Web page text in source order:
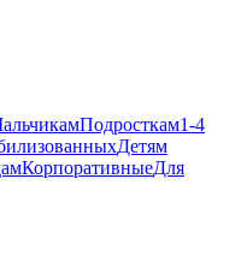
Подросткам1-4
Детям
КорпоративныеДля